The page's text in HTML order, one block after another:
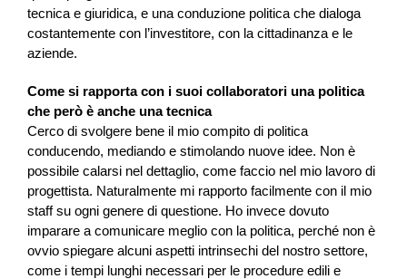
tecnica e giuridica, e una conduzione politica che dialoga
costantemente con l’investitore, con la cittadinanza e le
aziende.
Come si rapporta con i suoi collaboratori una politica
che però è anche una tecnica
Cerco di svolgere bene il mio compito di politica
conducendo, mediando e stimolando nuove idee. Non è
possibile calarsi nel dettaglio, come faccio nel mio lavoro di
progettista. Naturalmente mi rapporto facilmente con il mio
staff su ogni genere di questione. Ho invece dovuto
imparare a comunicare meglio con la politica, perché non è
ovvio spiegare alcuni aspetti intrinsechi del nostro settore,
come i tempi lunghi necessari per le procedure edili e